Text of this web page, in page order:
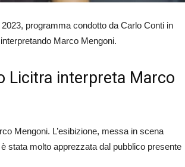
, programma condotto da Carlo Conti in
Marco Mengoni.
Licitra interpreta Marco
Mengoni. L’esibizione, messa in scena
stata molto apprezzata dal pubblico presente